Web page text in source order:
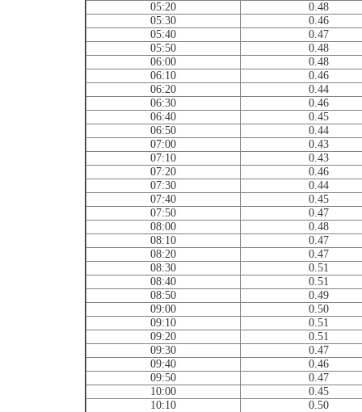
05:20
0.48
05:30
0.46
05:40
0.47
05:50
0.48
06:00
0.48
06:10
0.46
06:20
0.44
06:30
0.46
06:40
0.45
06:50
0.44
07:00
0.43
07:10
0.43
07:20
0.46
07:30
0.44
07:40
0.45
07:50
0.47
08:00
0.48
08:10
0.47
08:20
0.47
08:30
0.51
08:40
0.51
08:50
0.49
09:00
0.50
09:10
0.51
09:20
0.51
09:30
0.47
09:40
0.46
09:50
0.47
10:00
0.45
10:10
0.50